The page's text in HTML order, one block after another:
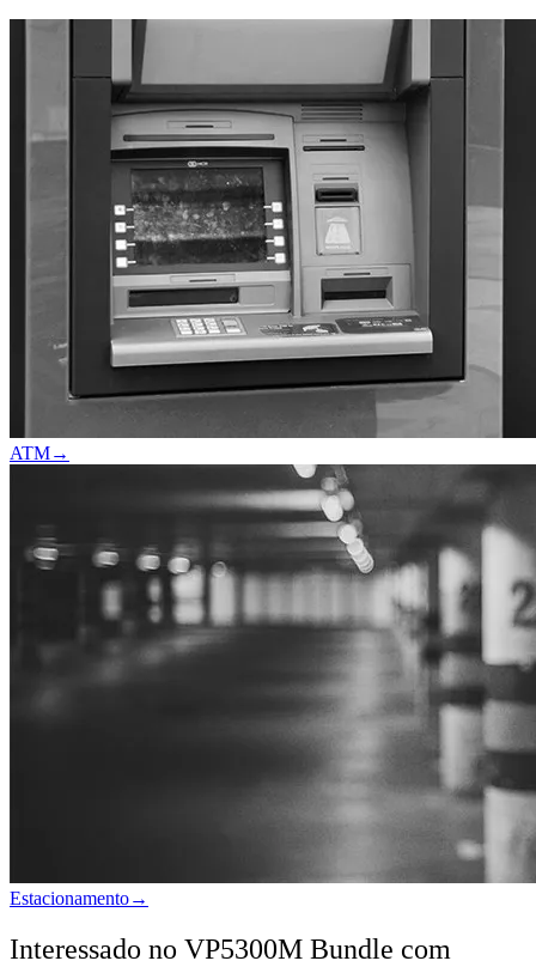
ATM→
Estacionamento→
Interessado no VP5300M Bundle com